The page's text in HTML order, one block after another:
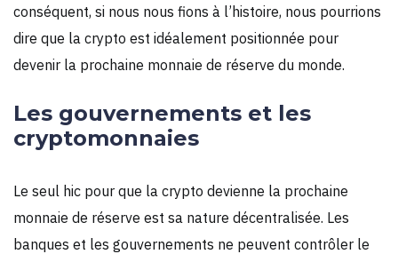
conséquent, si nous nous fions à l’histoire, nous pourrions
dire que la crypto est idéalement positionnée pour
devenir la prochaine monnaie de réserve du monde.
Les gouvernements et les
cryptomonnaies
Le seul hic pour que la crypto devienne la prochaine
monnaie de réserve est sa nature décentralisée. Les
banques et les gouvernements ne peuvent contrôler le